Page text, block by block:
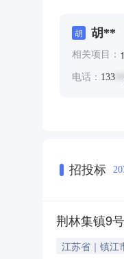
胡 胡**
相关项目：
电话： 133
招投标
荆林集镇9
江苏省｜镇江